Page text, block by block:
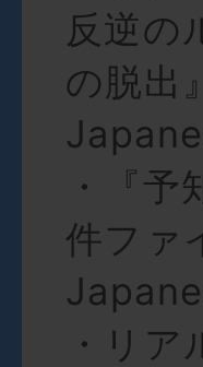
反逆の
の脱出
・『
件ファ
・リ